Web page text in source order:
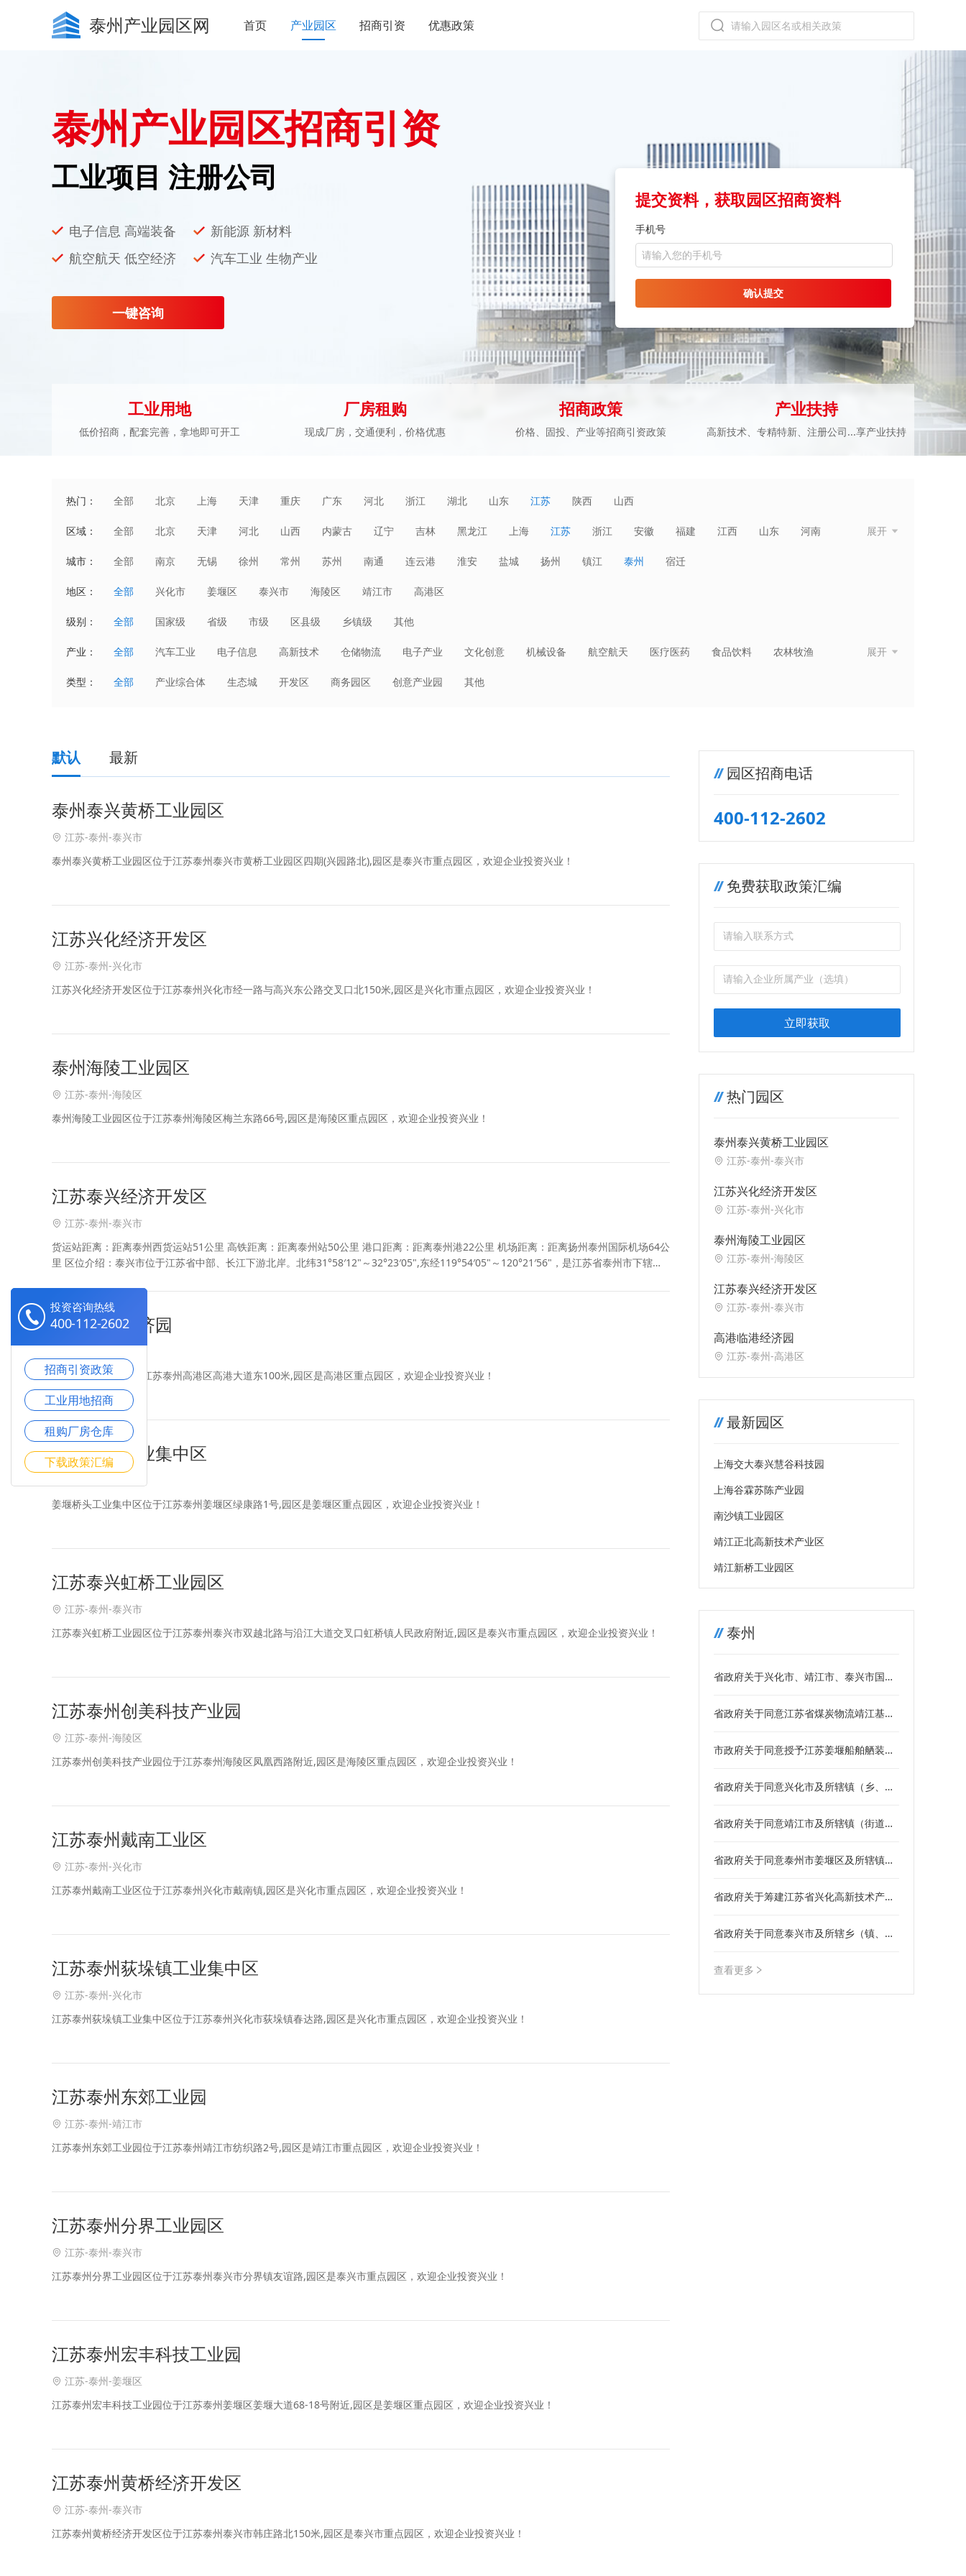
泰州产业园区网 首页 产业园区 招商引资 优惠政策
泰州产业园区招商引资
工业项目 注册公司
电子信息 高端装备
新能源 新材料
航空航天 低空经济
汽车工业 生物产业
一键咨询
提交资料，获取园区招商资料
手机号
确认提交
工业用地
低价招商，配套完善，拿地即可开工
厂房租购
现成厂房，交通便利，价格优惠
招商政策
价格、固投、产业等招商引资政策
产业扶持
高新技术、专精特新、注册公司...享产业扶持
热门： 全部 北京 上海 天津 重庆 广东 河北 浙江 湖北 山东 江苏 陕西 山西
区域： 全部 北京 天津 河北 山西 内蒙古 辽宁 吉林 黑龙江 上海 江苏 浙江 安徽 福建 江西 山东
河南
湖北
湖南 广东 广西 海南 重庆 四川 贵州 云南 西藏 陕西 甘肃 青海
展开
城市： 全部 南京 无锡 徐州 常州 苏州 南通 连云港 淮安 盐城 扬州 镇江 泰州 宿迁
地区： 全部 兴化市 姜堰区 泰兴市 海陵区 靖江市 高港区
级别： 全部 国家级 省级 市级 区县级 乡镇级 其他
产业： 全部 汽车工业 电子信息 高新技术 仓储物流 电子产业 文化创意 机械设备 航空航天 医疗医药 食品饮料
农林牧渔
国防科技产业
能源电力 化工日化 环保节能 建材冶金
展开
类型： 全部 产业综合体 生态城 开发区 商务园区 创意产业园 其他
默认 最新
泰州泰兴黄桥工业园区
江苏-泰州-泰兴市
泰州泰兴黄桥工业园区位于江苏泰州泰兴市黄桥工业园区四期(兴园路北),园区是泰兴市重点园区，欢迎企业投资兴业！
江苏兴化经济开发区
江苏-泰州-兴化市
江苏兴化经济开发区位于江苏泰州兴化市经一路与高兴东公路交叉口北150米,园区是兴化市重点园区，欢迎企业投资兴业！
泰州海陵工业园区
江苏-泰州-海陵区
泰州海陵工业园区位于江苏泰州海陵区梅兰东路66号,园区是海陵区重点园区，欢迎企业投资兴业！
江苏泰兴经济开发区
江苏-泰州-泰兴市
货运站距离：距离泰州西货运站51公里 高铁距离：距离泰州站50公里 港口距离：距离泰州港22公里 机场距离：距离扬州泰州国际机场64公
里 区位介绍：泰兴市位于江苏省中部、长江下游北岸。北纬31°58′12"～32°23′05",东经119°54′05"～120°21′56"，是江苏省泰州市下辖
高港临港经济园
高港临港经济园位于江苏泰州高港区高港大道东100米,园区是高港区重点园区，欢迎企业投资兴业！
姜堰桥头工业集中区
姜堰桥头工业集中区位于江苏泰州姜堰区绿康路1号,园区是姜堰区重点园区，欢迎企业投资兴业！
江苏泰兴虹桥工业园区
江苏-泰州-泰兴市
江苏泰兴虹桥工业园区位于江苏泰州泰兴市双越北路与沿江大道交叉口虹桥镇人民政府附近,园区是泰兴市重点园区，欢迎企业投资兴业！
江苏泰州创美科技产业园
江苏-泰州-海陵区
江苏泰州创美科技产业园位于江苏泰州海陵区凤凰西路附近,园区是海陵区重点园区，欢迎企业投资兴业！
江苏泰州戴南工业区
江苏-泰州-兴化市
江苏泰州戴南工业区位于江苏泰州兴化市戴南镇,园区是兴化市重点园区，欢迎企业投资兴业！
江苏泰州荻垛镇工业集中区
江苏-泰州-兴化市
江苏泰州荻垛镇工业集中区位于江苏泰州兴化市荻垛镇春达路,园区是兴化市重点园区，欢迎企业投资兴业！
江苏泰州东郊工业园
江苏-泰州-靖江市
江苏泰州东郊工业园位于江苏泰州靖江市纺织路2号,园区是靖江市重点园区，欢迎企业投资兴业！
江苏泰州分界工业园区
江苏-泰州-泰兴市
江苏泰州分界工业园区位于江苏泰州泰兴市分界镇友谊路,园区是泰兴市重点园区，欢迎企业投资兴业！
江苏泰州宏丰科技工业园
江苏-泰州-姜堰区
江苏泰州宏丰科技工业园位于江苏泰州姜堰区姜堰大道68-18号附近,园区是姜堰区重点园区，欢迎企业投资兴业！
江苏泰州黄桥经济开发区
江苏-泰州-泰兴市
江苏泰州黄桥经济开发区位于江苏泰州泰兴市韩庄路北150米,园区是泰兴市重点园区，欢迎企业投资兴业！
园区招商电话
400-112-2602
免费获取政策汇编
立即获取
热门园区
泰州泰兴黄桥工业园区
江苏-泰州-泰兴市
江苏兴化经济开发区
江苏-泰州-兴化市
泰州海陵工业园区
江苏-泰州-海陵区
江苏泰兴经济开发区
江苏-泰州-泰兴市
高港临港经济园
江苏-泰州-高港区
最新园区
上海交大泰兴慧谷科技园
上海谷霖苏陈产业园
南沙镇工业园区
靖江正北高新技术产业区
靖江新桥工业园区
泰州
省政府关于兴化市、靖江市、泰兴市国土
省政府关于同意江苏省煤炭物流靖江基地
的批复
市政府关于同意授予江苏姜堰船舶舾装件
的批复
省政府关于同意兴化市及所辖镇（乡、街
省政府关于同意靖江市及所辖镇（街道）
省政府关于同意泰州市姜堰区及所辖镇
复
省政府关于筹建江苏省兴化高新技术产业
省政府关于同意泰兴市及所辖乡（镇、街
查看更多
投资咨询热线
400-112-2602
招商引资政策
工业用地招商
租购厂房仓库
下载政策汇编